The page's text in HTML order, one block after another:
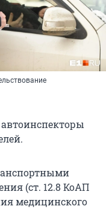
(ст. 12.8 КоАП
медицинского